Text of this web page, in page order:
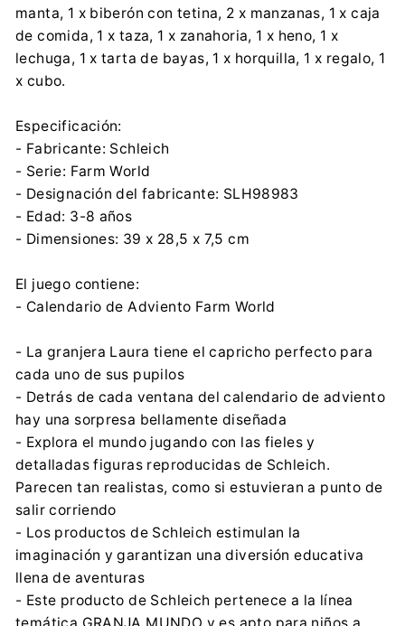
manta, 1 x biberón con tetina, 2 x manzanas, 1 x caja
de comida, 1 x taza, 1 x zanahoria, 1 x heno, 1 x
lechuga, 1 x tarta de bayas, 1 x horquilla, 1 x regalo, 1
x cubo.
Especificación:
- Fabricante: Schleich
- Serie: Farm World
- Designación del fabricante: SLH98983
- Edad: 3-8 años
- Dimensiones: 39 x 28,5 x 7,5 cm
El juego contiene:
- Calendario de Adviento Farm World
- La granjera Laura tiene el capricho perfecto para
cada uno de sus pupilos
- Detrás de cada ventana del calendario de adviento
hay una sorpresa bellamente diseñada
- Explora el mundo jugando con las fieles y
detalladas figuras reproducidas de Schleich.
Parecen tan realistas, como si estuvieran a punto de
salir corriendo
- Los productos de Schleich estimulan la
imaginación y garantizan una diversión educativa
llena de aventuras
- Este producto de Schleich pertenece a la línea
temática GRANJA MUNDO y es apto para niños a